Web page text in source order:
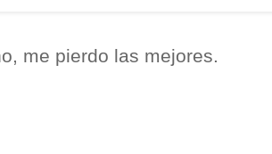
me pierdo las mejores.